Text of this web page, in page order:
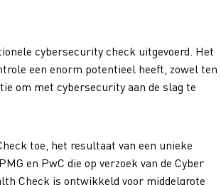
cybersecurity check uitgevoerd. Het
een enorm potentieel heeft, zowel ten
om met cybersecurity aan de slag te
toe, het resultaat van een unieke
en PwC die op verzoek van de Cyber
Check is ontwikkeld voor middelgrote